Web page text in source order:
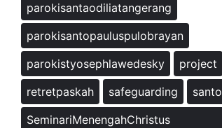
parokisantaodiliatangerang
parokisantopauluspulobrayan
parokistyosephlawedesky
project
retretpaskah
safeguarding
SeminariMenengahChristus